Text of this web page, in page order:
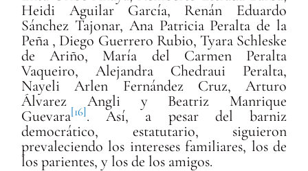
Heidi Aguilar García, Renán Eduardo
Sánchez Tajonar, Ana Patricia Peralta de la
Peña , Diego Guerrero Rubio, Tyara Schleske
de Ariño, María del Carmen Peralta
Vaqueiro, Alejandra Chedraui Peralta,
Nayeli Arlen Fernández Cruz, Arturo
Álvarez Angli y Beatriz Manrique
Guevara[16]. Así, a pesar del barniz
democrático, estatutario, siguieron
prevaleciendo los intereses familiares, los de
los parientes, y los de los amigos.